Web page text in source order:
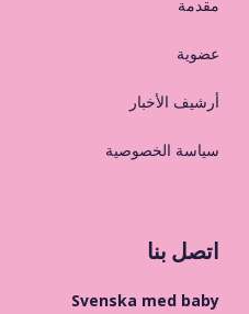
مقدمة
عضوية
أرشيف الأخبار
سياسة الخصوصية
اتصل بنا
Svenska med baby